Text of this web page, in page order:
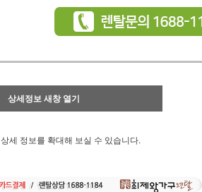
상세정보 새창 열기
상세 정보를 확대해 보실 수 있습니다.